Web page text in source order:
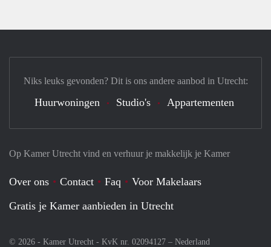
Op Kamer Utrecht vind en verhuur je makkelijk je Kamer
Over ons Contact Faq
Voor Makelaars
Gratis je Kamer aanbieden in Utrecht
© 2026 - Kamer Utrecht - KvK nr. 02094127 – Nederland
Niks leuks gevonden? Dit is ons andere aanbod in Utrecht:
Huurwoningen Studio's Appartementen